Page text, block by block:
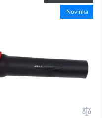
Novinka